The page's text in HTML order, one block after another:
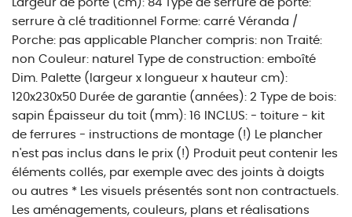
Largeur de porte (cm): 84 Type de serrure de porte:
serrure à clé traditionnel Forme: carré Véranda /
Porche: pas applicable Plancher compris: non Traité:
non Couleur: naturel Type de construction: emboîté
Dim. Palette (largeur x longueur x hauteur cm):
120x230x50 Durée de garantie (années): 2 Type de bois:
sapin Épaisseur du toit (mm): 16 INCLUS: - toiture - kit
de ferrures - instructions de montage (!) Le plancher
n'est pas inclus dans le prix (!) Produit peut contenir les
éléments collés, par exemple avec des joints à doigts
ou autres * Les visuels présentés sont non contractuels.
Les aménagements, couleurs, plans et réalisations